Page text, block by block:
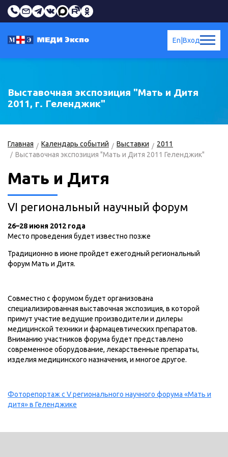
Вход
En
Выставочная экспозиция "Мать и Дитя
2011, г. Геленджик"
Главная Календарь событий Выставки
2011
Выставочная экспозиция "Мать и Дитя 2011 Геленджик"
Мать и Дитя
VI региональный научный форум
26–28 июня 2012 года
Место проведения будет известно позже
Традиционно в июне пройдет ежегодный региональный
форум Мать и Дитя.
Совместно с форумом будет организована
специализированная выставочная экспозиция, в которой
примут участие ведущие производители и дилеры
медицинской техники и фармацевтических препаратов.
Вниманию участников форума будет представлено
современное оборудование, лекарственные препараты,
изделия медицинского назначения, и многое другое.
Фоторепортаж с V регионального научного форума «Мать и
дитя» в Геленджике